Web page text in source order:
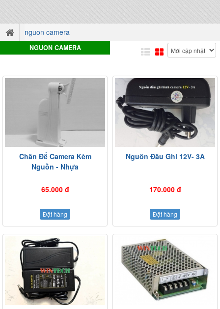
nguon camera
NGUON CAMERA
Chân Đế Camera Kèm
Nguồn - Nhựa
65.000 đ
Đặt hàng
Nguồn Đầu Ghi 12V- 3A
170.000 đ
Đặt hàng